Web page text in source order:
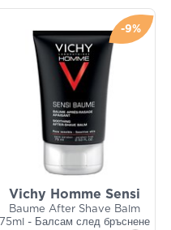
-9%
Vichy Homme Sensi
Baume After Shave Balm
75ml - Балсам след бръснене